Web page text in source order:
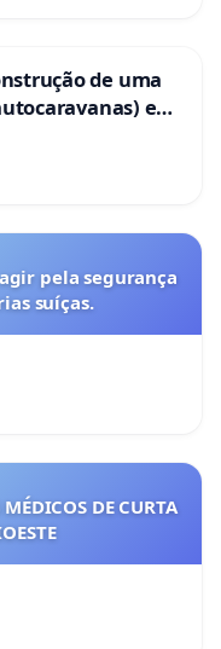
de uma
em
pela segurança
suíças.
MÉDICOS DE CURTA